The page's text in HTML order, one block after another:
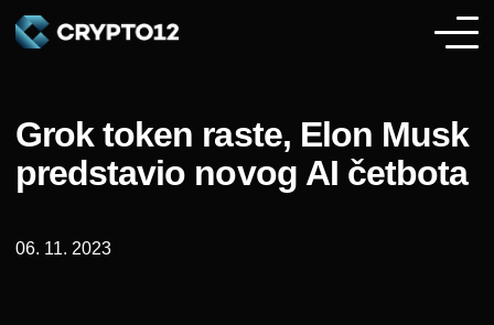
Grok token raste, Elon Musk
predstavio novog AI četbota
06. 11. 2023